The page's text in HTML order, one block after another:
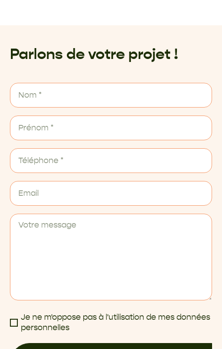
Parlons de votre projet !
Je ne m'oppose pas à l'utilisation de mes données
personnelles